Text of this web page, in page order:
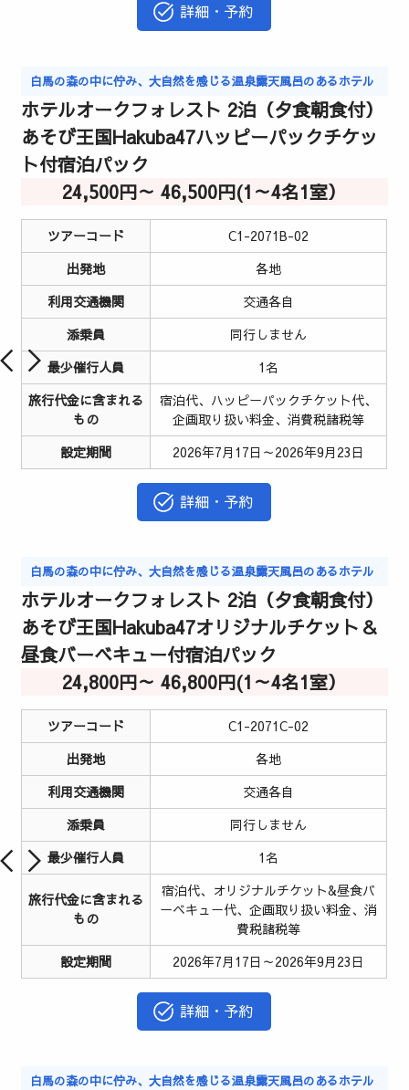
詳細・予約
白馬の森の中に佇み、大自然を感じる温泉露天風呂のあるホテル
ホテルオークフォレスト 2泊（夕食朝食付）
あそび王国Hakuba47ハッピーパックチケッ
ト付宿泊パック
24,500円～ 46,500円(1～4名1室）
ツアーコード
C1-2071B-02
出発地
各地
利用交通機関
交通各自
添乗員
同行しません
最少催行人員
1名
旅行代金に含まれる
もの
宿泊代、ハッピーパックチケット代、
企画取り扱い料金、消費税諸税等
設定期間
2026年7月17日～2026年9月23日
詳細・予約
白馬の森の中に佇み、大自然を感じる温泉露天風呂のあるホテル
ホテルオークフォレスト 2泊（夕食朝食付）
あそび王国Hakuba47オリジナルチケット＆
昼食バーベキュー付宿泊パック
24,800円～ 46,800円(1～4名1室）
ツアーコード
C1-2071C-02
出発地
各地
利用交通機関
交通各自
添乗員
同行しません
最少催行人員
1名
旅行代金に含まれる
もの
宿泊代、オリジナルチケット&昼食バ
ーベキュー代、企画取り扱い料金、消
費税諸税等
設定期間
2026年7月17日～2026年9月23日
詳細・予約
白馬の森の中に佇み、大自然を感じる温泉露天風呂のあるホテル